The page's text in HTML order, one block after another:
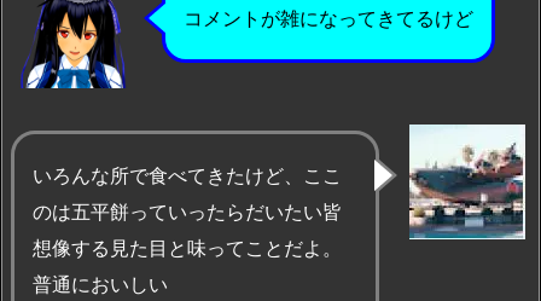
コメントが雑になってきてるけど
いろんな所で食べてきたけど、ここ
のは五平餅っていったらだいたい皆
想像する見た目と味ってことだよ。
普通においしい